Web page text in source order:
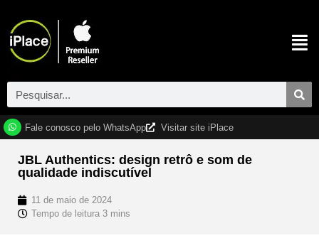
Fale conosco pelo WhatsApp Visitar site iPlace
JBL Authentics: design retrô e som de
qualidade indiscutível
11 de maio de 2024